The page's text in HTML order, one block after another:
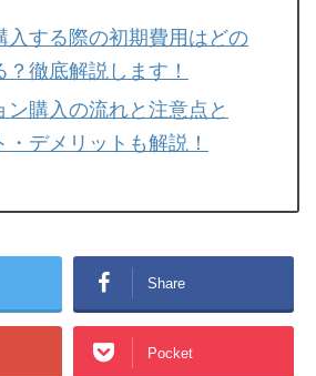
入する際の初期費用はどの
？徹底解説します！
ン購入の流れと注意点と
・デメリットも解説！
Share
Pocket